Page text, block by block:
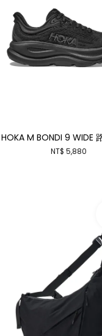
HOKA M BONDI 9 WIDE
NT$ 5,880